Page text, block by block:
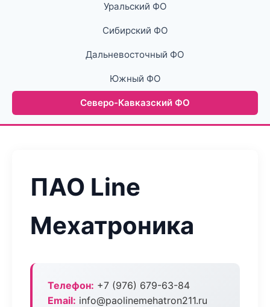
Уральский ФО
Сибирский ФО
Дальневосточный ФО
Южный ФО
Северо-Кавказский ФО
ПАО Line
Мехатроника
Телефон: +7 (976) 679-63-84
Email: info@paolinemehatron211.ru